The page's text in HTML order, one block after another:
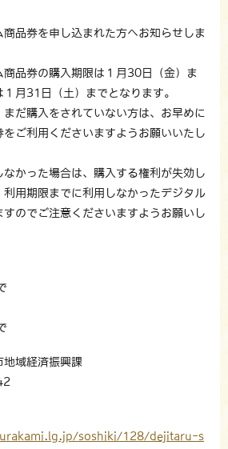
商品券を申し込まれた方へお知らせしま
商品券の購入期限は１月30日（金）ま
月31日（土）までとなります。
だ購入をされていない方は、お早めに
をご利用くださいますようお願いいたし
なかった場合は、購入する権利が失効し
利用期限までに利用しなかったデジタル
のでご注意くださいますようお願いし
域経済振興課
soshiki/128/dejitaru-s